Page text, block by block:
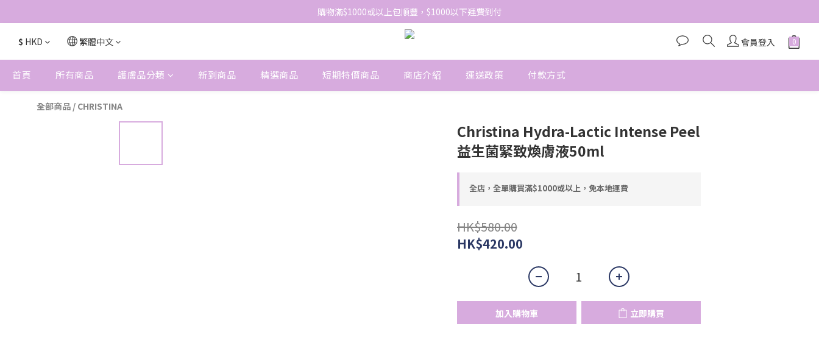
網站免費登記會員，會員優惠價於結帳時自動扣減
購物滿$1000或以上包順豐，$1000以下運費到付
網站免費登記會員，會員優惠價於結帳時自動扣減
$ HKD 繁體中文 會員登入
首頁 所有商品 護膚品分類 新到商品 精選商品 短期特價商品 商店介紹 運送政策 付款方式
全部商品 / CHRISTINA
Christina Hydra-Lactic Intense Peel
益生菌緊致煥膚液50ml
全店，全單購買滿$1000或以上，免本地運費
HK$580.00
HK$420.00
加入購物車 立即購買